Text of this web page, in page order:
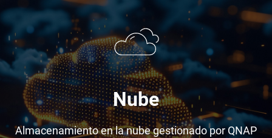
Nube
Almacenamiento en la nube gestionado por QNAP